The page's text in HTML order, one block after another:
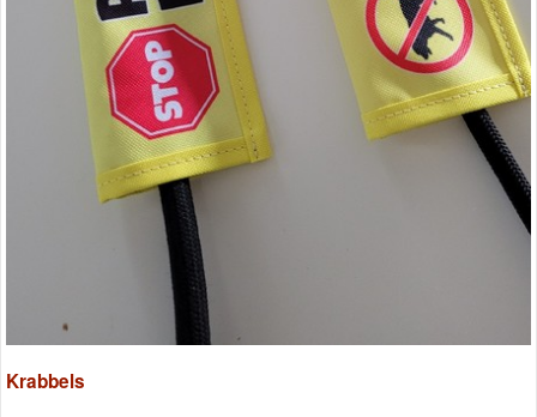
Krabbels